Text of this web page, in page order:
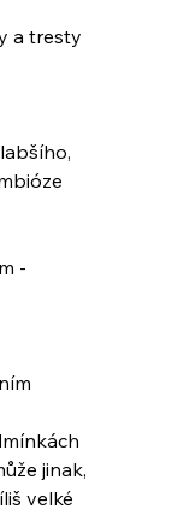
a tresty
-
jinak,
velké